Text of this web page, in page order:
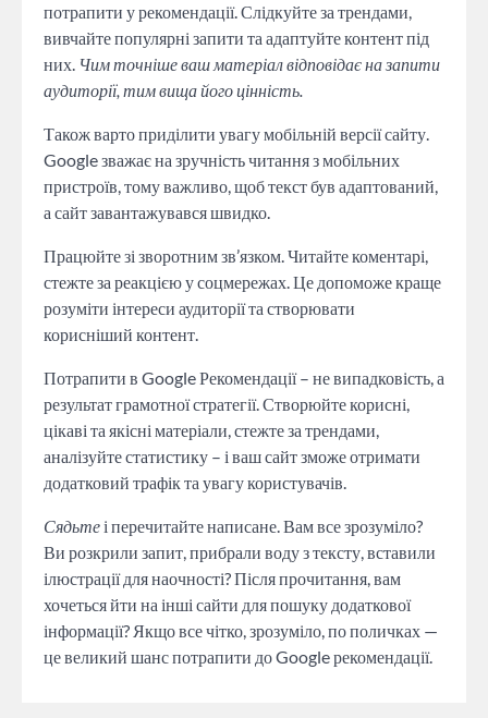
потрапити у рекомендації. Слідкуйте за трендами,
вивчайте популярні запити та адаптуйте контент під
них. Чим точніше ваш матеріал відповідає на запити
аудиторії, тим вища його цінність.
Також варто приділити увагу мобільній версії сайту.
Google зважає на зручність читання з мобільних
пристроїв, тому важливо, щоб текст був адаптований,
а сайт завантажувався швидко.
Працюйте зі зворотним зв’язком. Читайте коментарі,
стежте за реакцією у соцмережах. Це допоможе краще
розуміти інтереси аудиторії та створювати
корисніший контент.
Потрапити в Google Рекомендації – не випадковість, а
результат грамотної стратегії. Створюйте корисні,
цікаві та якісні матеріали, стежте за трендами,
аналізуйте статистику – і ваш сайт зможе отримати
додатковий трафік та увагу користувачів.
Сядьтеі перечитайте написане. Вам все зрозуміло?
Ви розкрили запит, прибрали воду з тексту, вставили
ілюстрації для наочності? Після прочитання, вам
хочеться йти на інші сайти для пошуку додаткової
інформації? Якщо все чітко, зрозуміло, по поличках —
це великий шанс потрапити до Google рекомендації.